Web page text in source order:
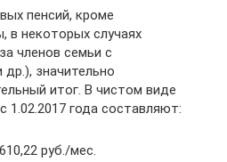
пенсий, кроме
в некоторых случаях
членов семьи с
значительно
итог. В чистом виде
1.02.2017 года составляют:
руб./мес.